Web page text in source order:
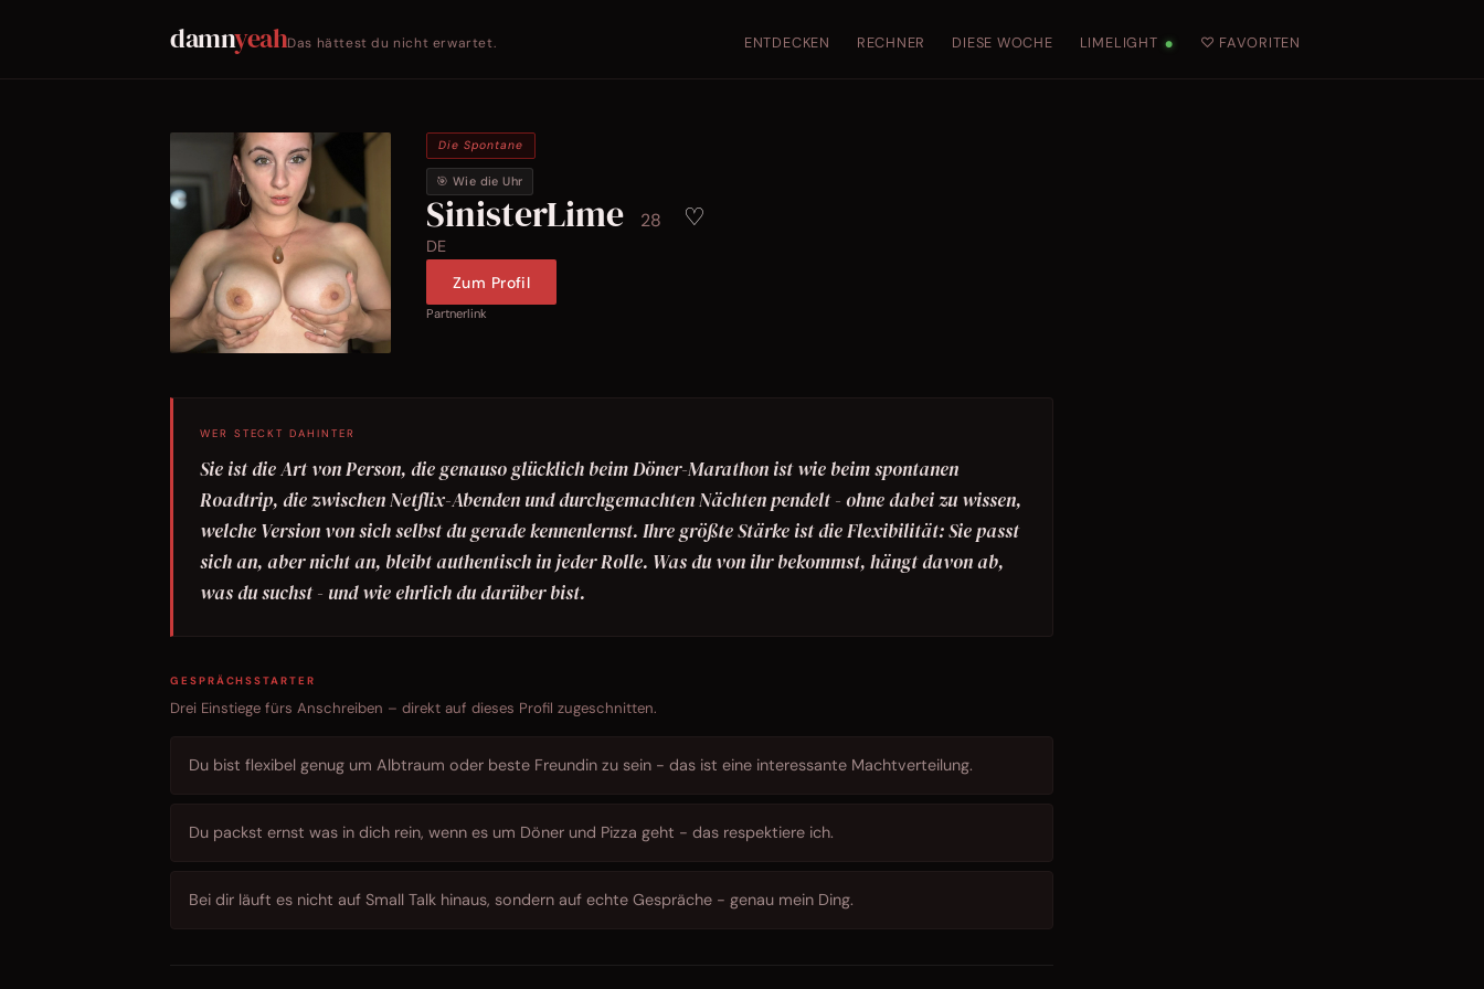
damnyeahDas hättest du nicht erwartet. ENTDECKEN RECHNER DIESE WOCHE LIMELIGHT ● ♡ FAVORITEN
Die Spontane
🎯 Wie die Uhr
SinisterLime 28 ♡
DE
Zum Profil
Partnerlink
WER STECKT DAHINTER
Sie ist die Art von Person, die genauso glücklich beim Döner-Marathon ist wie beim spontanen
Roadtrip, die zwischen Netflix-Abenden und durchgemachten Nächten pendelt - ohne dabei zu wissen,
welche Version von sich selbst du gerade kennenlernst. Ihre größte Stärke ist die Flexibilität: Sie passt
sich an, aber nicht an, bleibt authentisch in jeder Rolle. Was du von ihr bekommst, hängt davon ab,
was du suchst - und wie ehrlich du darüber bist.
GESPRÄCHSSTARTER
Drei Einstiege fürs Anschreiben – direkt auf dieses Profil zugeschnitten.
Du bist flexibel genug um Albtraum oder beste Freundin zu sein - das ist eine interessante Machtverteilung.
Du packst ernst was in dich rein, wenn es um Döner und Pizza geht - das respektiere ich.
Bei dir läuft es nicht auf Small Talk hinaus, sondern auf echte Gespräche - genau mein Ding.